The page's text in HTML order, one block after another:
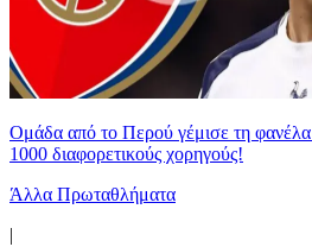
Ομάδα από το Περού γέμισε τη φανέλα
1000 διαφορετικούς χορηγούς!
Άλλα Πρωταθλήματα
|